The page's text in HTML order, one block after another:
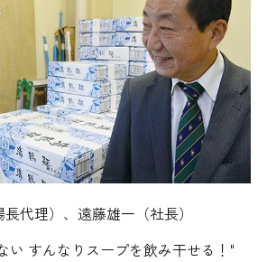
代理）、遠藤雄一（社長）
い すんなりスープを飲み干せる！ "